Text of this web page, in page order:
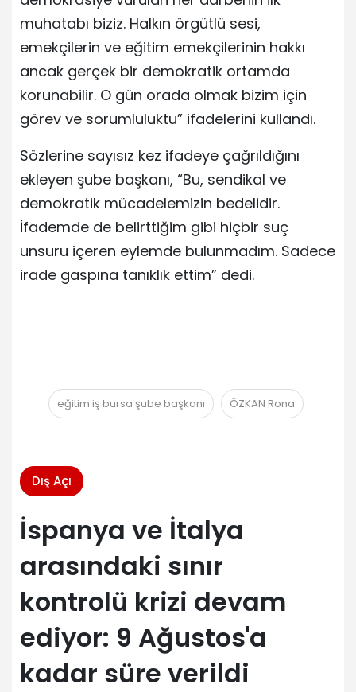
muhatabı biziz. Halkın örgütlü sesi,
emekçilerin ve eğitim emekçilerinin hakkı
ancak gerçek bir demokratik ortamda
korunabilir. O gün orada olmak bizim için
görev ve sorumluluktu” ifadelerini kullandı.
Sözlerine sayısız kez ifadeye çağrıldığını
ekleyen şube başkanı, “Bu, sendikal ve
demokratik mücadelemizin bedelidir.
İfademde de belirttiğim gibi hiçbir suç
unsuru içeren eylemde bulunmadım. Sadece
irade gaspına tanıklık ettim” dedi.
eğitim iş bursa şube başkanı ÖZKAN Rona
Dış Açı
İspanya ve İtalya
arasındaki sınır
kontrolü krizi devam
ediyor: 9 Ağustos'a
kadar süre verildi